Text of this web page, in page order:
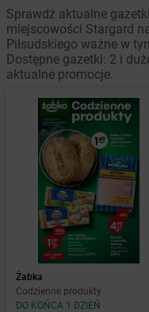
Sprawdź aktualne
miejscowości Stargard
Piłsudskiego ważne w
Dostępne gazetki: 2 i
aktualne promocje.
Żabka
Codzienne produkty
DO KOŃCA 1 DZIEŃ